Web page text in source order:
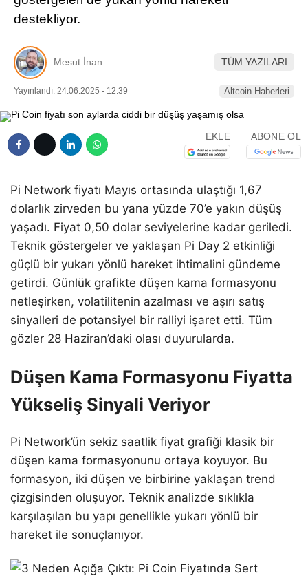
destekliyor.
Mesut İnan TÜM YAZILARI
Yayınlandı: 24.06.2025 - 12:39 Altcoin Haberleri
EKLE ABONE OL
Pi Network fiyatı Mayıs ortasında ulaştığı 1,67
dolarlık zirveden bu yana yüzde 70’e yakın düşüş
yaşadı. Fiyat 0,50 dolar seviyelerine kadar geriledi.
Teknik göstergeler ve yaklaşan Pi Day 2 etkinliği
güçlü bir yukarı yönlü hareket ihtimalini gündeme
getirdi. Günlük grafikte düşen kama formasyonu
netleşirken, volatilitenin azalması ve aşırı satış
sinyalleri de potansiyel bir ralliyi işaret etti. Tüm
gözler 28 Haziran’daki olası duyurularda.
Düşen Kama Formasyonu Fiyatta
Yükseliş Sinyali Veriyor
Pi Network’ün sekiz saatlik fiyat grafiği klasik bir
düşen kama formasyonunu ortaya koyuyor. Bu
formasyon, iki düşen ve birbirine yaklaşan trend
çizgisinden oluşuyor. Teknik analizde sıklıkla
karşılaşılan bu yapı genellikle yukarı yönlü bir
hareket ile sonuçlanıyor.